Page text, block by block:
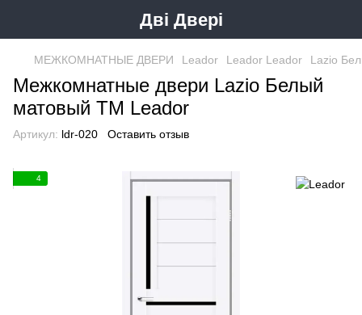
Дві Двері
МЕЖКОМНАТНЫЕ ДВЕРИ Leador Leador Leador Lazio
Межкомнатные двери Lazio Белый
матовый ТМ Leador
Артикул: ldr-020 Оставить отзыв
4